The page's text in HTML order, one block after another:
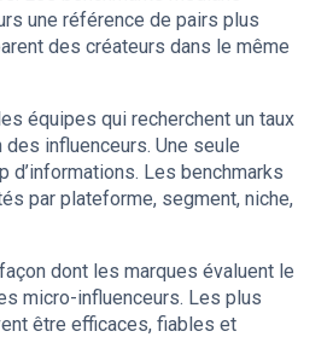
une référence de pairs plus
des créateurs dans le même
équipes qui recherchent un taux
des influenceurs. Une seule
d’informations. Les benchmarks
par plateforme, segment, niche,
dont les marques évaluent le
micro-influenceurs. Les plus
être efficaces, fiables et